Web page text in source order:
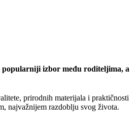
popularniji izbor među roditeljima, a
prirodnih materijala i praktičnosti
najvažnijem razdoblju svog života.